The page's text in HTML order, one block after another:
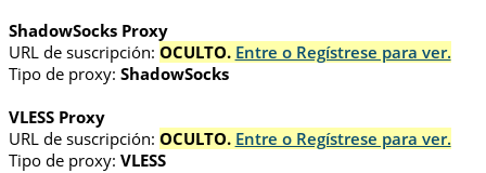
ShadowSocks Proxy
URL de suscripción: OCULTO. Entre o Regístrese para ver.
Tipo de proxy: ShadowSocks
VLESS Proxy
URL de suscripción: OCULTO. Entre o Regístrese para ver.
Tipo de proxy: VLESS